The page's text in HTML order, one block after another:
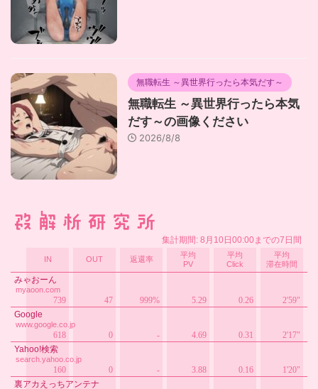
無職転生 ～異世界行ったら本気だす～
無職転生 ～異世界行ったら本気
だす～の画像ください
2026/8/8